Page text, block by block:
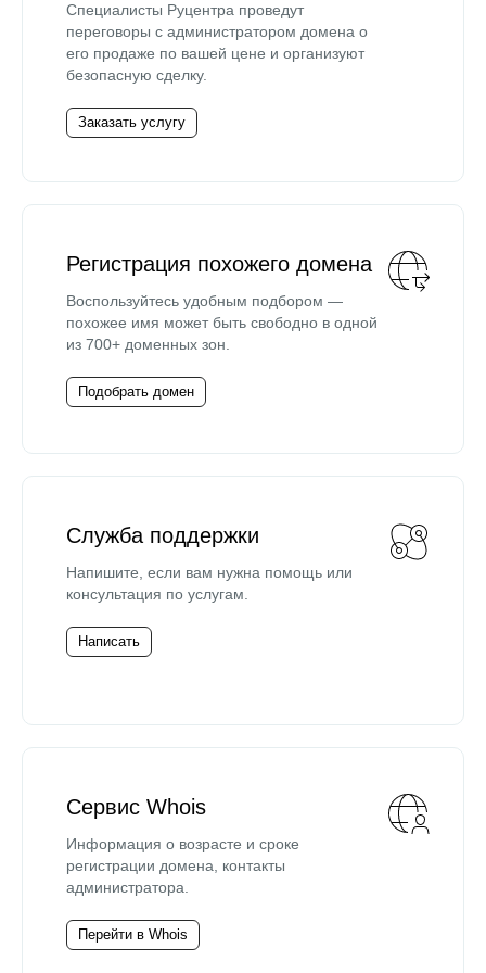
Специалисты Руцентра проведут
переговоры с администратором домена о
его продаже по вашей цене и организуют
безопасную сделку.
Заказать услугу
Регистрация похожего домена
Воспользуйтесь удобным подбором —
похожее имя может быть свободно в одной
из 700+ доменных зон.
Подобрать домен
Служба поддержки
Напишите, если вам нужна помощь или
консультация по услугам.
Написать
Сервис Whois
Информация о возрасте и сроке
регистрации домена, контакты
администратора.
Перейти в Whois